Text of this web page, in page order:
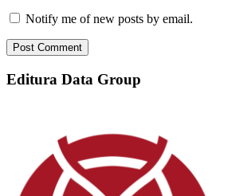
Notify me of new posts by email.
Editura Data Group